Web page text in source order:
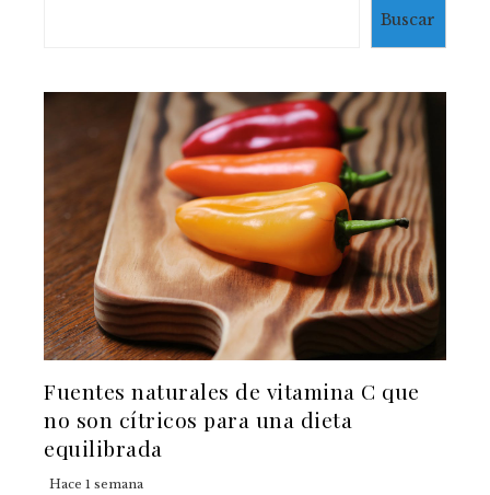
Buscar
Fuentes naturales de vitamina C que
no son cítricos para una dieta
equilibrada
Hace 1 semana